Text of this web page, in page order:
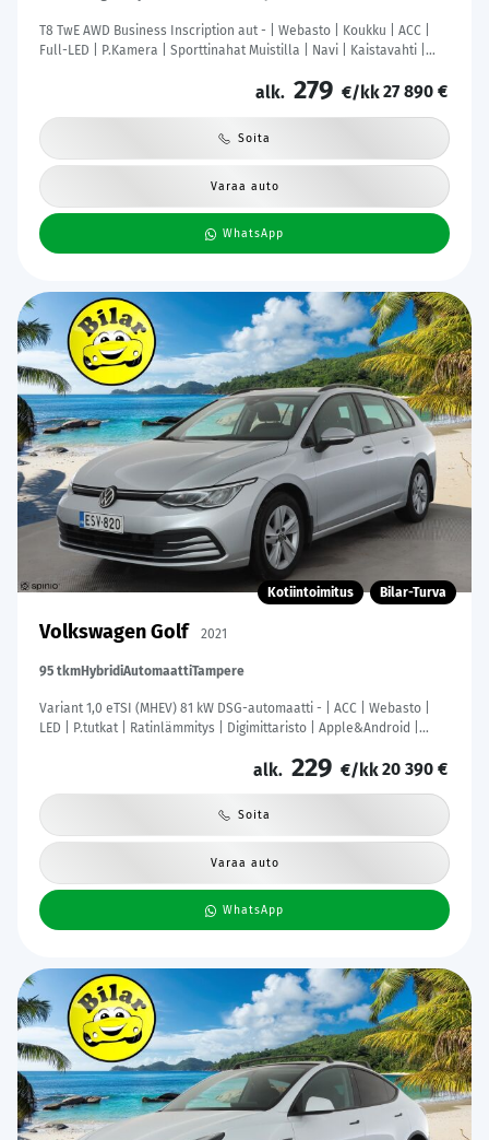
T8 TwE AWD Business Inscription aut - | Webasto | Koukku | ACC |
Full-LED | P.Kamera | Sporttinahat Muistilla | Navi | Kaistavahti |
alk. 279 €/kk27 890 €
Soita
Varaa auto
WhatsApp
Kotiintoimitus Bilar-Turva
Volkswagen Golf 2021
95 tkmHybridiAutomaattiTampere
Variant 1,0 eTSI (MHEV) 81 kW DSG-automaatti - | ACC | Webasto |
LED | P.tutkat | Ratinlämmitys | Digimittaristo | Apple&Android |
alk. 229 €/kk20 390 €
Soita
Varaa auto
WhatsApp